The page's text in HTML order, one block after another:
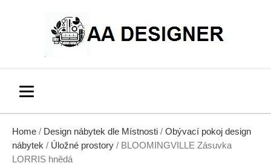
Home / Design nábytek dle Místnosti / Obývací pokoj design
nábytek / Úložné prostory / BLOOMINGVILLE Zásuvka
LORRIS hnědá